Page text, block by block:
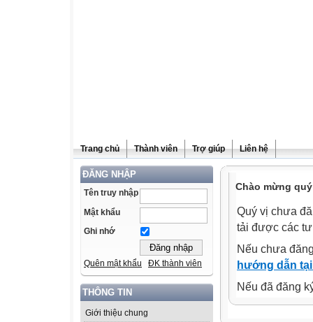
Trang chủ Thành viên Trợ giúp Liên hệ
ĐĂNG NHẬP
Tên truy nhập
Mật khẩu
Ghi nhớ
Quên mật khẩu ĐK thành viên
THÔNG TIN
Giới thiệu chung
Chào mừng
Quý vị chưa
tải được các
Nếu chưa
hướng dẫn
Nếu đã đăng